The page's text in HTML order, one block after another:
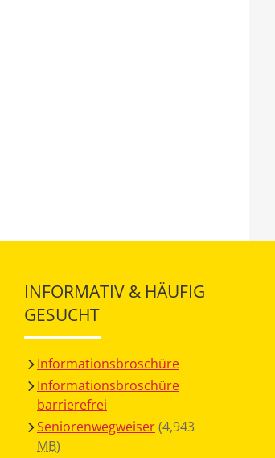
INFORMATIV & HÄUFIG
GESUCHT
Informationsbroschüre
Informationsbroschüre
barrierefrei
Seniorenwegweiser(4,943
MB)